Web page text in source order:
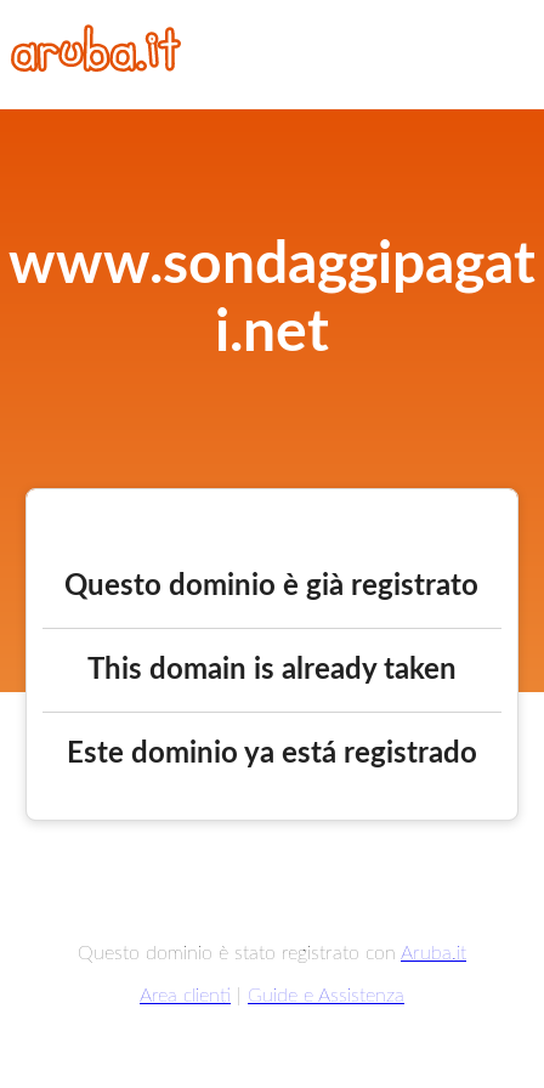
www.sondaggipagat
i.net
Questo dominio è già registrato
This domain is already taken
Este dominio ya está registrado
Questo dominio è stato registrato con Aruba.it
Area clienti Guide e Assistenza